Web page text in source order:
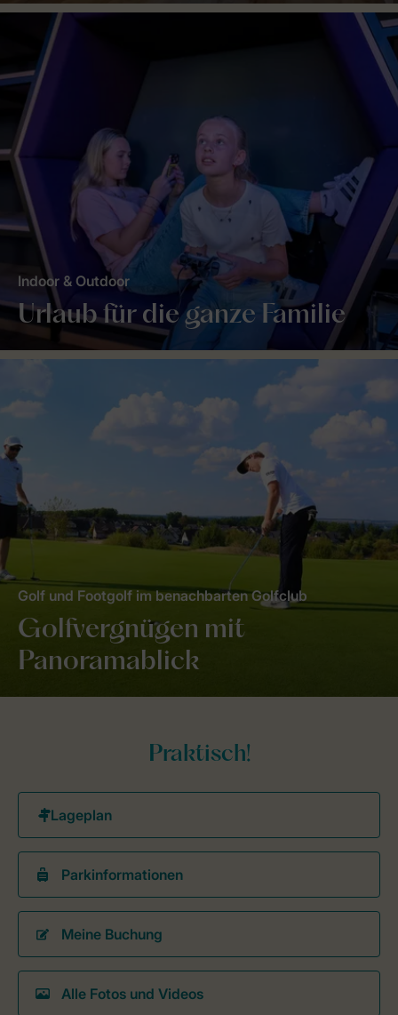
Urlaub für die ganze Familie
Indoor & Outdoor
Golfvergnügen mit
Panoramablick
Golf und Footgolf im benachbarten Golfclub
Praktisch!
Parkinformationen
Meine Buchung
Alle Fotos und Videos